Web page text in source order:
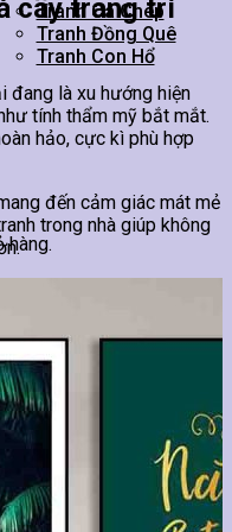
Tranh Cá Chép
Tranh Đồng Quê
Tranh Con Hổ
hàng.
cây trang trí
đang là xu hướng hiện
tính thẩm mỹ bắt mắt.
hảo, cực kì phù hợp
đến cảm giác mát mẻ
trong nhà giúp không